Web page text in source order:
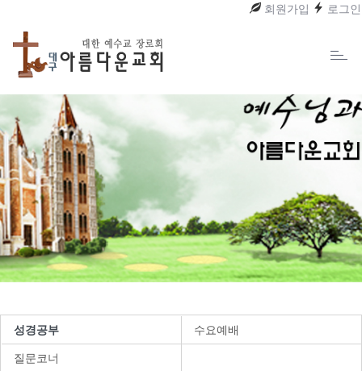
회원가입 로그인
성경공부 수요예배
질문코너